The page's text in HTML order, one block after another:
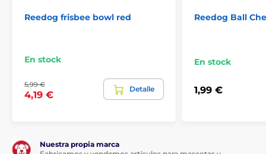
Para el juguete, velocidad; para el
Reedog frisbee bowl red
En stock
5,99 €
4,19 €
Detalle
Reedog Ball
En stock
1,99 €
Nuestra propia marca